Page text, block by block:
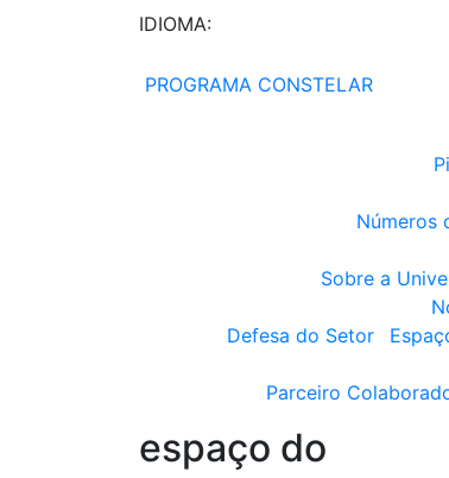
IDIOMA:
PROGRAMA CONSTELAR
Números
Sobre a
Defesa do Setor
Parceiro
espaço do